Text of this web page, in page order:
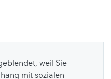
weil Sie
mit sozialen